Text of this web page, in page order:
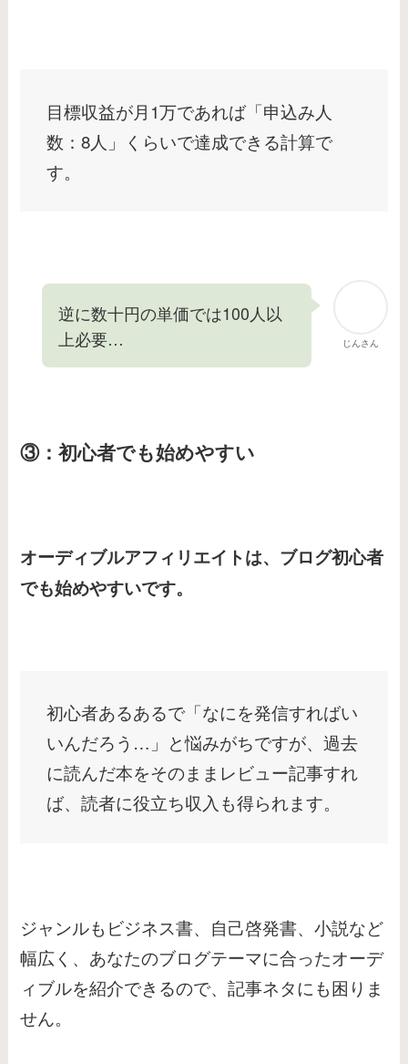
目標収益が月1万であれば「申込み人
数：8人」くらいで達成できる計算で
す。
じんさん
逆に数十円の単価では100人以
上必要…
③：初心者でも始めやすい
オーディブルアフィリエイトは、ブログ初心者
でも始めやすいです。
初心者あるあるで「なにを発信すればい
いんだろう…」と悩みがちですが、過去
に読んだ本をそのままレビュー記事すれ
ば、読者に役立ち収入も得られます。
ジャンルもビジネス書、自己啓発書、小説など
幅広く、あなたのブログテーマに合ったオーデ
ィブルを紹介できるので、記事ネタにも困りま
せん。